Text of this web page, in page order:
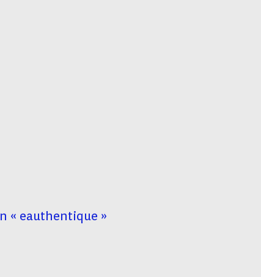
« eauthentique »